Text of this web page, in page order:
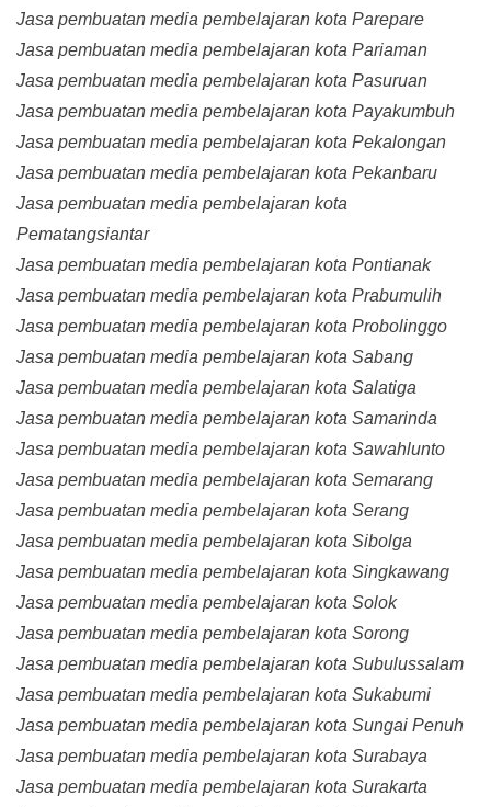
Jasa pembuatan media pembelajaran kota Parepare
Jasa pembuatan media pembelajaran kota Pariaman
Jasa pembuatan media pembelajaran kota Pasuruan
Jasa pembuatan media pembelajaran kota Payakumbuh
Jasa pembuatan media pembelajaran kota Pekalongan
Jasa pembuatan media pembelajaran kota Pekanbaru
Jasa pembuatan media pembelajaran kota
Pematangsiantar
Jasa pembuatan media pembelajaran kota Pontianak
Jasa pembuatan media pembelajaran kota Prabumulih
Jasa pembuatan media pembelajaran kota Probolinggo
Jasa pembuatan media pembelajaran kota Sabang
Jasa pembuatan media pembelajaran kota Salatiga
Jasa pembuatan media pembelajaran kota Samarinda
Jasa pembuatan media pembelajaran kota Sawahlunto
Jasa pembuatan media pembelajaran kota Semarang
Jasa pembuatan media pembelajaran kota Serang
Jasa pembuatan media pembelajaran kota Sibolga
Jasa pembuatan media pembelajaran kota Singkawang
Jasa pembuatan media pembelajaran kota Solok
Jasa pembuatan media pembelajaran kota Sorong
Jasa pembuatan media pembelajaran kota Subulussalam
Jasa pembuatan media pembelajaran kota Sukabumi
Jasa pembuatan media pembelajaran kota Sungai Penuh
Jasa pembuatan media pembelajaran kota Surabaya
Jasa pembuatan media pembelajaran kota Surakarta